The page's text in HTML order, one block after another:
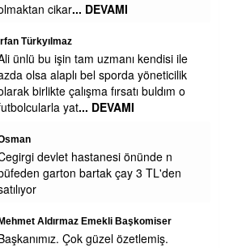
para yokmu niye sağa sola
Erdoğan
yenmiyor.
GÜZEL
Efsane Başkanım . Secim
Halkı Seni Cok Seviyoruz Pazar
Sarılınca 1.2.3... DEVAMI